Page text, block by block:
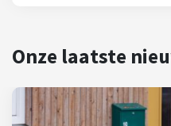
Onze laatste